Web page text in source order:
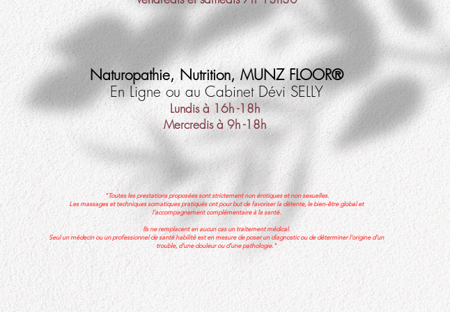
Naturopathie, Nutrition, MUNZ FLOOR®
En Ligne ou au Cabinet Dévi SELLY​
Lundis à 16h -18h
Mercredis à 9h -18h
"Toutes les prestations proposées sont strictement non érotiques et non sexuelles.
Les massages et techniques somatiques pratiqués ont pour but de favoriser la détente, le bien-être global et
l’accompagnement complémentaire à la santé.
Ils ne remplacent en aucun cas un traitement médical.
Seul un médecin ou un professionnel de santé habilité est en mesure de poser un diagnostic ou de déterminer l’origine d’un
trouble, d’une douleur ou d’une pathologie."